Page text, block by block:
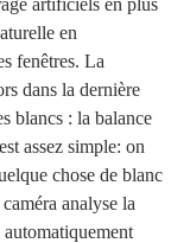
artificiels en plus
en
fenêtres. La
dans la dernière
blancs : la balance
assez simple: on
chose de blanc
analyse la